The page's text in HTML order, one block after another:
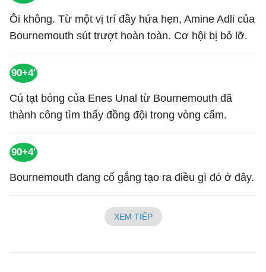
Ôi không. Từ một vị trí đầy hứa hẹn, Amine Adli của
Bournemouth sút trượt hoàn toàn. Cơ hội bị bỏ lỡ.
90+4'
Cú tạt bóng của Enes Unal từ Bournemouth đã
thành công tìm thấy đồng đội trong vòng cấm.
90+4'
Bournemouth đang cố gắng tạo ra điều gì đó ở đây.
XEM TIẾP